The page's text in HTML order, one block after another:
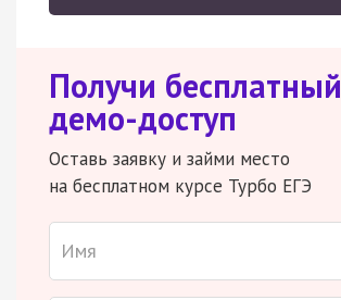
Получи бесплатный
демо-доступ
Оставь заявку и займи место
на бесплатном курсе Турбо ЕГЭ